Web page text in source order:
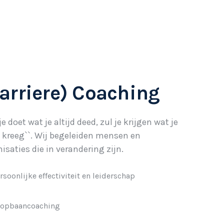
Coaching
doet wat je altijd deed, zul je krijgen wat je
Wij begeleiden mensen en
die in verandering zijn.
effectiviteit en leiderschap